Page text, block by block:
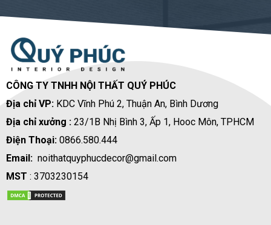
CÔNG TY TNHH NỘI THẤT QUÝ PHÚC
Địa chỉ VP: KDC Vĩnh Phú 2, Thuận An, Bình Dương
Địa chỉ xưởng :23/1B Nhị Bình 3, Ấp 1, Hooc Môn, TPHCM
Điện Thoại:0866.580.444
Email:noithatquyphucdecor@gmail.com
MST : 3703230154